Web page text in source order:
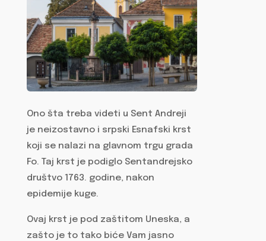
Ono šta treba videti u Sent Andreji
je neizostavno i srpski Esnafski krst
koji se nalazi na glavnom trgu grada
Fo. Taj krst je podiglo Sentandrejsko
društvo 1763. godine, nakon
epidemije kuge.
Ovaj krst je pod zaštitom Uneska, a
zašto je to tako biće Vam jasno